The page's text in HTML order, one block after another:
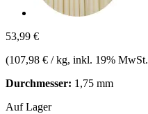
53,99 €
(107,98 € / kg, inkl. 19% MwSt.
Durchmesser: 1,75 mm
Auf Lager